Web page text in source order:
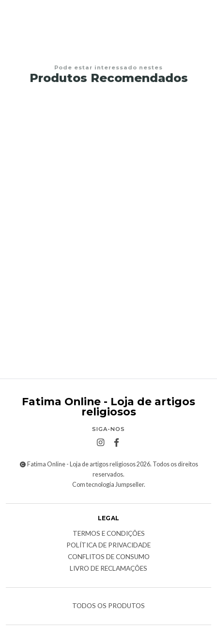
Pode estar interessado nestes
Produtos Recomendados
Fatima Online - Loja de artigos
religiosos
SIGA-NOS
Fatima Online - Loja de artigos religiosos 2026. Todos os direitos
reservados.
Com tecnologia Jumpseller.
LEGAL
TERMOS E CONDIÇÕES
POLÍTICA DE PRIVACIDADE
CONFLITOS DE CONSUMO
LIVRO DE RECLAMAÇÕES
TODOS OS PRODUTOS